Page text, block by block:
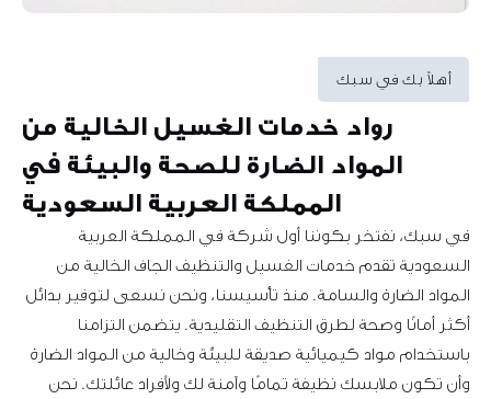
أهلاً بك في سبك
رواد خدمات الغسيل الخالية من
المواد الضارة للصحة والبيئة في
المملكة العربية السعودية
في سبك، نفتخر بكوننا أول شركة في المملكة العربية
السعودية تقدم خدمات الغسيل والتنظيف الجاف الخالية من
المواد الضارة والسامة. منذ تأسيسنا، ونحن نسعى لتوفير بدائل
أكثر أمانًا وصحة لطرق التنظيف التقليدية. يتضمن التزامنا
باستخدام مواد كيميائية صديقة للبيئة وخالية من المواد الضارة
وأن تكون ملابسك نظيفة تمامًا وآمنة لك ولأفراد عائلتك. نحن